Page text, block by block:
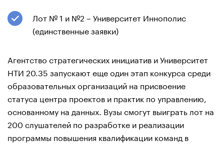
Лот № 1 и №2 – Университет Иннополис
(единственные заявки)
Агентство стратегических инициатив и Университет
НТИ 20.35 запускают еще один этап конкурса среди
образовательных организаций на присвоение
статуса центра проектов и практик по управлению,
основанному на данных. Вузы смогут выиграть лот на
200 слушателей по разработке и реализации
программы повышения квалификации команд в